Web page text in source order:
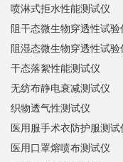
喷淋式拒水性能测试仪
阻干态微生物穿透性试验
阻湿态微生物穿透性试验
干态落絮性能测试仪
无纺布静电衰减测试仪
织物透气性测试仪
医用服手术衣防护服测试
医用口罩熔喷布测试仪